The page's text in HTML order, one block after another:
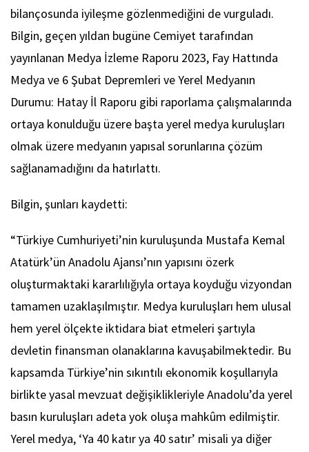
bilançosunda iyileşme gözlenmediğini de vurguladı.
Bilgin, geçen yıldan bugüne Cemiyet tarafından
yayınlanan Medya İzleme Raporu 2023, Fay Hattında
Medya ve 6 Şubat Depremleri ve Yerel Medyanın
Durumu: Hatay İl Raporu gibi raporlama çalışmalarında
ortaya konulduğu üzere başta yerel medya kuruluşları
olmak üzere medyanın yapısal sorunlarına çözüm
sağlanamadığını da hatırlattı.
Bilgin, şunları kaydetti:
“Türkiye Cumhuriyeti’nin kuruluşunda Mustafa Kemal
Atatürk’ün Anadolu Ajansı’nın yapısını özerk
oluşturmaktaki kararlılığıyla ortaya koyduğu vizyondan
tamamen uzaklaşılmıştır. Medya kuruluşları hem ulusal
hem yerel ölçekte iktidara biat etmeleri şartıyla
devletin finansman olanaklarına kavuşabilmektedir. Bu
kapsamda Türkiye’nin sıkıntılı ekonomik koşullarıyla
birlikte yasal mevzuat değişiklikleriyle Anadolu’da yerel
basın kuruluşları adeta yok oluşa mahkûm edilmiştir.
Yerel medya, ‘Ya 40 katır ya 40 satır’ misali ya diğer